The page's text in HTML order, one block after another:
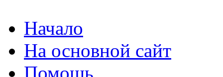
Начало
На основной сайт
Помощь